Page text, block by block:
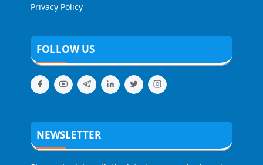
Privacy Policy
FOLLOW US
NEWSLETTER